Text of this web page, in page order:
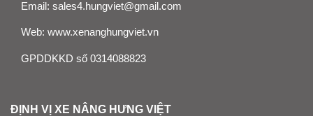
Email: sales4.hungviet@gmail.com
Web: www.xenanghungviet.vn
GPDDKKD số 0314088823
ĐỊNH VỊ XE NÂNG HƯNG VIỆT